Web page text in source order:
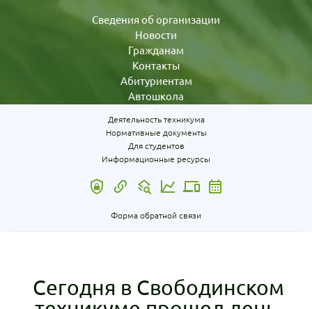
Сведения об организации
Новости
Гражданам
Контакты
Абитуриентам
Автошкола
Деятельность техникума
Нормативные документы
Для студентов
Информационные ресурсы
Форма обратной связи
Сегодня в Свободинском